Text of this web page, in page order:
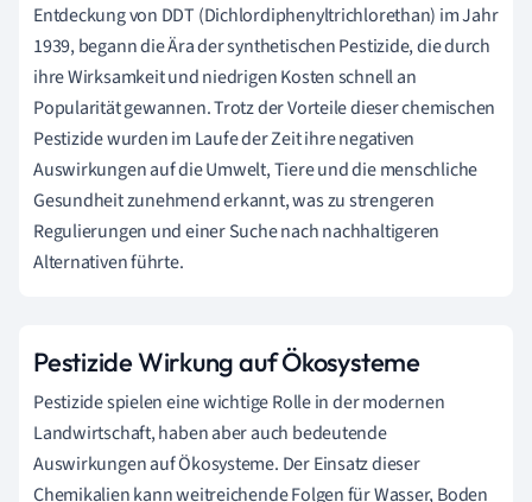
Entdeckung von DDT (Dichlordiphenyltrichlorethan) im Jahr
1939, begann die Ära der synthetischen Pestizide, die durch
ihre Wirksamkeit und niedrigen Kosten schnell an
Popularität gewannen. Trotz der Vorteile dieser chemischen
Pestizide wurden im Laufe der Zeit ihre negativen
Auswirkungen auf die Umwelt, Tiere und die menschliche
Gesundheit zunehmend erkannt, was zu strengeren
Regulierungen und einer Suche nach nachhaltigeren
Alternativen führte.
Pestizide Wirkung auf Ökosysteme
Pestizide spielen eine wichtige Rolle in der modernen
Landwirtschaft, haben aber auch bedeutende
Auswirkungen auf Ökosysteme. Der Einsatz dieser
Chemikalien kann weitreichende Folgen für Wasser, Boden